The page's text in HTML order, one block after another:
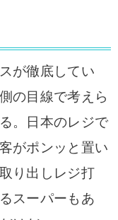
が徹底してい
の目線で考えら
。日本のレジで
がポンッと置い
り出しレジ打
スーパーもあ